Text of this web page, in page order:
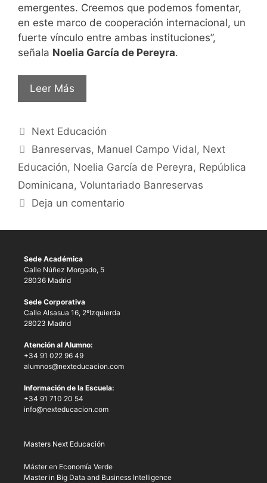
emergentes. Creemos que podemos fomentar,
en este marco de cooperación internacional, un
fuerte vínculo entre ambas instituciones”,
señala Noelia García de Pereyra.
Leer Más
Next Educación
Banreservas, Manuel Campo Vidal, Next
Educación, Noelia García de Pereyra, República
Dominicana, Voluntariado Banreservas
Deja un comentario
Sede Académica
Calle Núñez Morgado, 5
28036 Madrid
Sede Corporativa
Calle Alsasua 16, 2ºIzquierda
28023 Madrid
Atención al Alumno:
+34 91 022 96 49
alumnos@nexteducacion.com
Información de la Escuela:
+34 91 710 20 54
info@nexteducacion.com
Masters Next Educación
Máster en Economía Verde
Master in Big Data and Business Intelligence